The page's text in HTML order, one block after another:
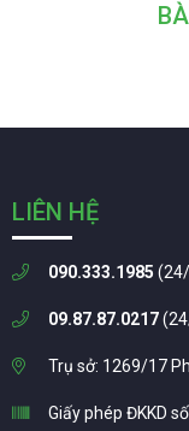
LIÊN HỆ
090.333.1985
09.87.87.0217
Trụ sở: 1269/17
Giấy phép ĐKKD